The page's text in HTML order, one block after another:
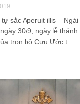
sắc Aperuit illis –
30/9, ngày lễ thánh
trọn bộ Cựu Ước t